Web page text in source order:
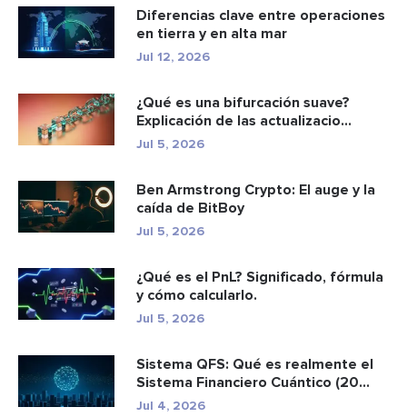
Diferencias clave entre operaciones
en tierra y en alta mar
Jul 12, 2026
¿Qué es una bifurcación suave?
Explicación de las actualizacio...
Jul 5, 2026
Ben Armstrong Crypto: El auge y la
caída de BitBoy
Jul 5, 2026
¿Qué es el PnL? Significado, fórmula
y cómo calcularlo.
Jul 5, 2026
Sistema QFS: Qué es realmente el
Sistema Financiero Cuántico (20...
Jul 4, 2026